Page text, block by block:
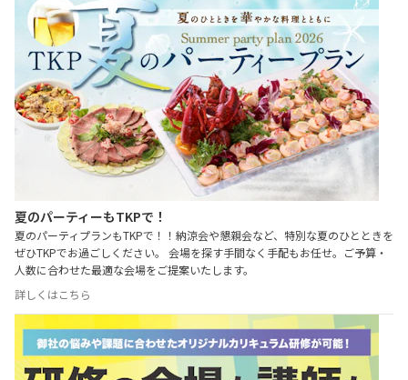
夏のパーティーもTKPで！
夏のパーティプランもTKPで！！納涼会や懇親会など、特別な夏のひとときを
ぜひTKPでお過ごしください。 会場を探す手間なく手配もお任せ。ご予算・
人数に合わせた最適な会場をご提案いたします。
詳しくはこちら